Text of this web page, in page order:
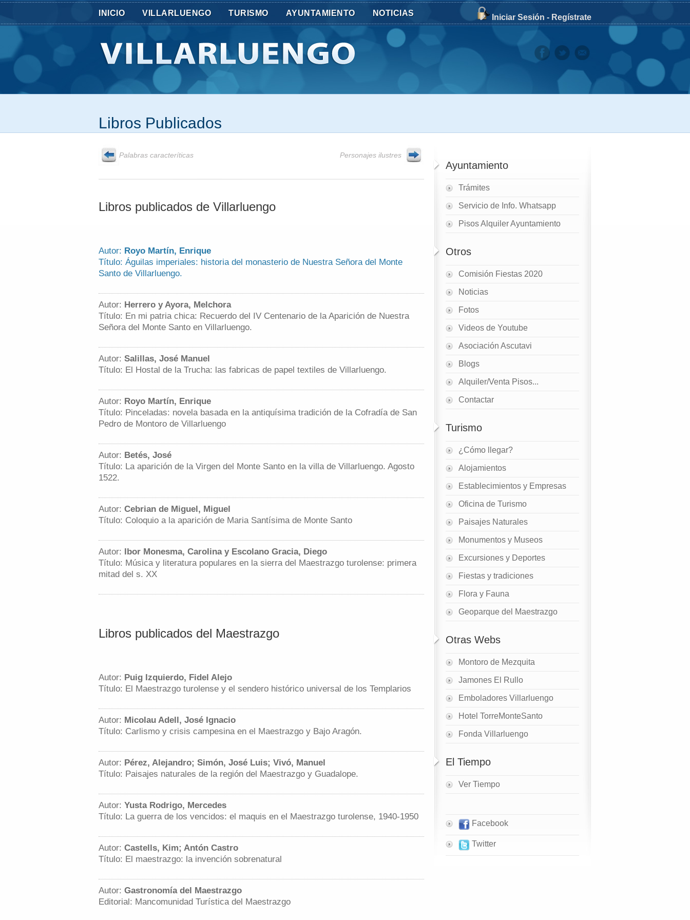
INICIO VILLARLUENGO TURISMO AYUNTAMIENTO NOTICIAS Iniciar Sesión - Regístrate
Libros Publicados
Palabras caracteríticas Personajes ilustres
Libros publicados de Villarluengo
Autor: Royo Martín, Enrique
Título: Águilas imperiales: historia del monasterio de Nuestra Señora del Monte
Santo de Villarluengo.
Autor: Herrero y Ayora, Melchora
Título: En mi patria chica: Recuerdo del IV Centenario de la Aparición de Nuestra
Señora del Monte Santo en Villarluengo.
Autor: Salillas, José Manuel
Título: El Hostal de la Trucha: las fabricas de papel textiles de Villarluengo.
Autor: Royo Martín, Enrique
Título: Pinceladas: novela basada en la antiquísima tradición de la Cofradía de San
Pedro de Montoro de Villarluengo
Autor: Betés, José
Título: La aparición de la Virgen del Monte Santo en la villa de Villarluengo. Agosto
1522.
Autor: Cebrian de Miguel, Miguel
Título: Coloquio a la aparición de Maria Santísima de Monte Santo
Autor: Ibor Monesma, Carolina y Escolano Gracia, Diego
Título: Música y literatura populares en la sierra del Maestrazgo turolense: primera
mitad del s. XX
Libros publicados del Maestrazgo
Autor: Puig Izquierdo, Fidel Alejo
Título: El Maestrazgo turolense y el sendero histórico universal de los Templarios
Autor: Micolau Adell, José Ignacio
Título: Carlismo y crisis campesina en el Maestrazgo y Bajo Aragón.
Autor: Pérez, Alejandro; Simón, José Luis; Vivó, Manuel
Título: Paisajes naturales de la región del Maestrazgo y Guadalope.
Autor: Yusta Rodrigo, Mercedes
Título: La guerra de los vencidos: el maquis en el Maestrazgo turolense, 1940-1950
Autor: Castells, Kim; Antón Castro
Título: El maestrazgo: la invención sobrenatural
Autor: Gastronomía del Maestrazgo
Editorial: Mancomunidad Turística del Maestrazgo
Ayuntamiento
Trámites
Servicio de Info. Whatsapp
Pisos Alquiler Ayuntamiento
Otros
Comisión Fiestas 2020
Noticias
Fotos
Videos de Youtube
Asociación Ascutavi
Blogs
Alquiler/Venta Pisos...
Contactar
Turismo
¿Cómo llegar?
Alojamientos
Establecimientos y Empresas
Oficina de Turismo
Paisajes Naturales
Monumentos y Museos
Excursiones y Deportes
Fiestas y tradiciones
Flora y Fauna
Geoparque del Maestrazgo
Otras Webs
Montoro de Mezquita
Jamones El Rullo
Emboladores Villarluengo
Hotel TorreMonteSanto
Fonda Villarluengo
El Tiempo
Ver Tiempo
Facebook
Twitter